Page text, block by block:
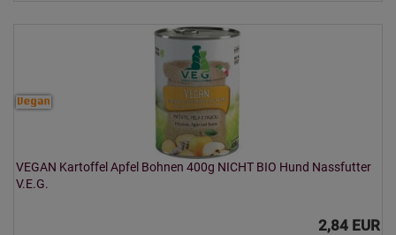
VEGAN Kartoffel Apfel Bohnen 400g NICHT BIO Hund Nassfutter
V.E.G.
2,84 EUR